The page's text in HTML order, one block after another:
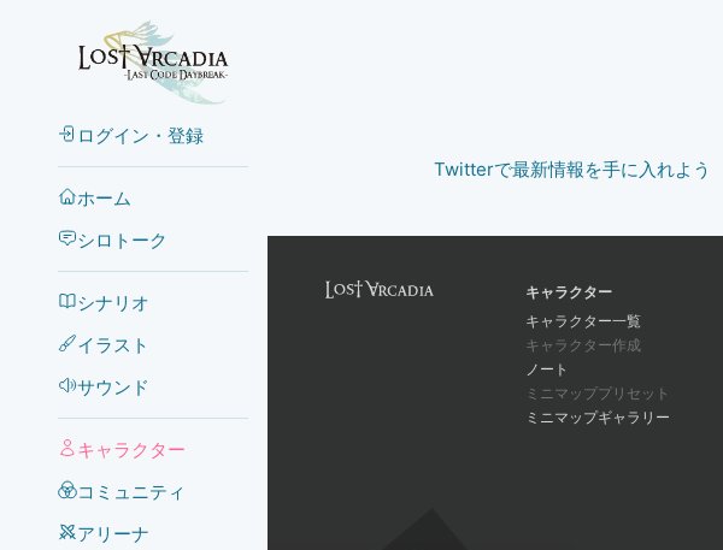
ログイン・登録
ホーム
シロトーク
シナリオ
イラスト
サウンド
キャラクター
コミュニティ
アリーナ
Twitterで最新情報を手に入れよう
キャラクター
キャラクター一覧
キャラクター作成
ノート
ミニマッププリセット
ミニマップギャラリー